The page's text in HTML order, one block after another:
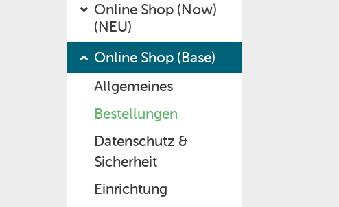
Online Shop (Now)
(NEU)
Online Shop (Base)
Allgemeines
Bestellungen
Datenschutz &
Sicherheit
Einrichtung